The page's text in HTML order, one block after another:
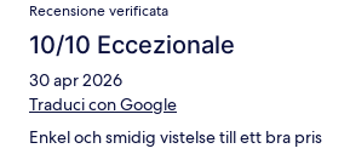
Recensione verificata
10/10 Eccezionale
30 apr 2026
Traduci con Google
Enkel och smidig vistelse till ett bra pris